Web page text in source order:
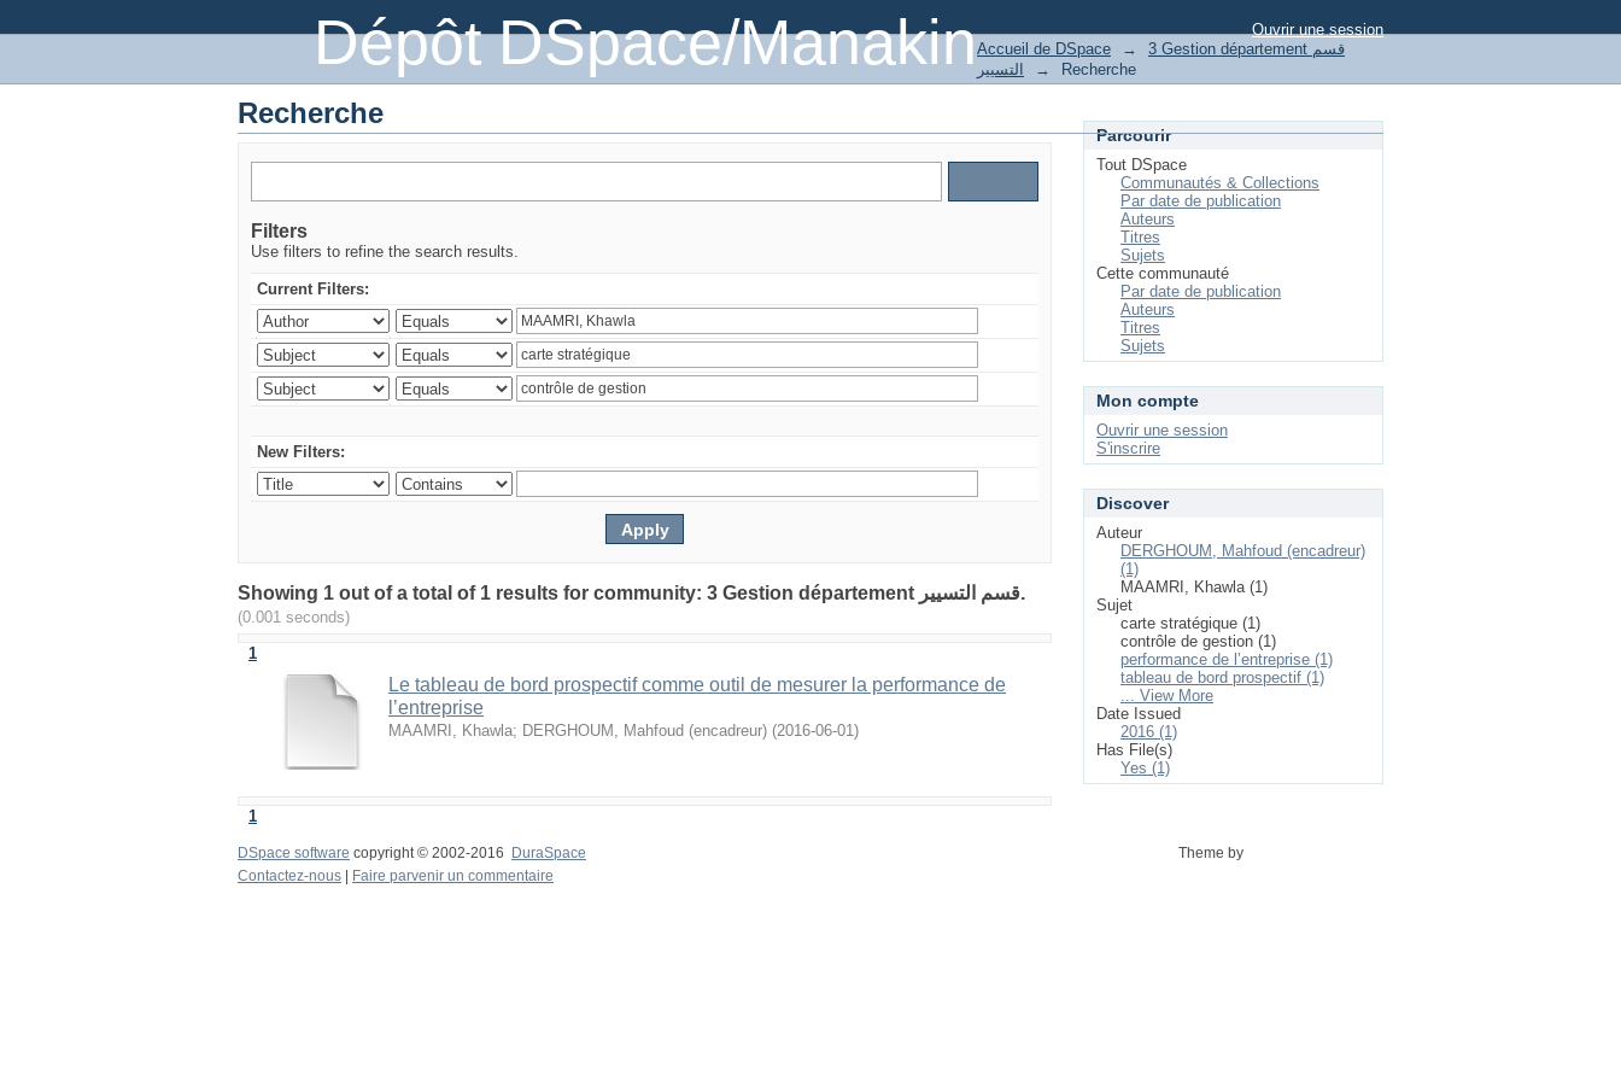
Dépôt DSpace/Manakin
Ouvrir une session
Accueil de DSpace
→
3 Gestion département قسم
التسيير
→ Recherche
Recherche
Filters
Use filters to refine the search results.
Current Filters:
New Filters:
Showing 1 out of a total of 1 results for community: 3 Gestion département قسم التسيير.
(0.001 seconds)
1
Le tableau de bord prospectif comme outil de mesurer la performance de
l’entreprise
MAAMRI, Khawla; DERGHOUM, Mahfoud (encadreur) (2016-06-01)
1
Parcourir
Tout DSpace
Communautés & Collections
Par date de publication
Auteurs
Titres
Sujets
Cette communauté
Par date de publication
Auteurs
Titres
Sujets
Mon compte
Ouvrir une session
S'inscrire
Discover
Auteur
DERGHOUM, Mahfoud (encadreur)
(1)
MAAMRI, Khawla (1)
Sujet
carte stratégique (1)
contrôle de gestion (1)
performance de l’entreprise (1)
tableau de bord prospectif (1)
... View More
Date Issued
2016 (1)
Has File(s)
Yes (1)
DSpace software copyright © 2002-2016 DuraSpace
Theme by
Contactez-nous
Faire parvenir un commentaire